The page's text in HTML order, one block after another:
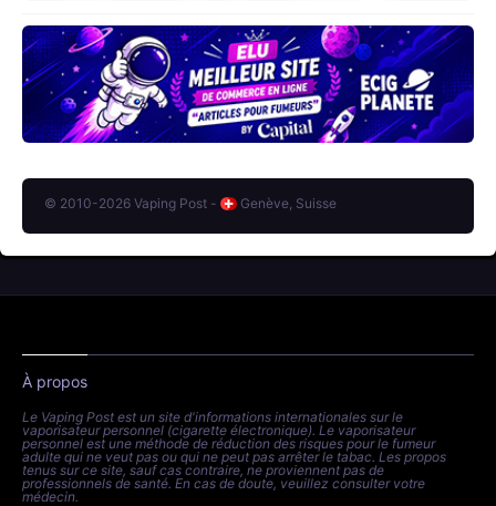
© 2010-2026 Vaping Post - Genève, Suisse
À propos
Le Vaping Post est un site d'informations internationales sur le
vaporisateur personnel (cigarette électronique). Le vaporisateur
personnel est une méthode de réduction des risques pour le fumeur
adulte qui ne veut pas ou qui ne peut pas arrêter le tabac. Les propos
tenus sur ce site, sauf cas contraire, ne proviennent pas de
professionnels de santé. En cas de doute, veuillez consulter votre
médecin.